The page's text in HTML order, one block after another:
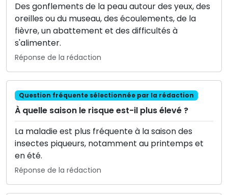
Des gonflements de la peau autour des yeux, des
oreilles ou du museau, des écoulements, de la
fièvre, un abattement et des difficultés à
s'alimenter.
Réponse de la rédaction
Question fréquente sélectionnée par la rédaction
À quelle saison le risque est-il plus élevé ?
La maladie est plus fréquente à la saison des
insectes piqueurs, notamment au printemps et
en été.
Réponse de la rédaction